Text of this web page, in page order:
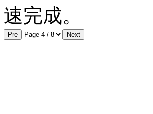
速完成。
Pre Next